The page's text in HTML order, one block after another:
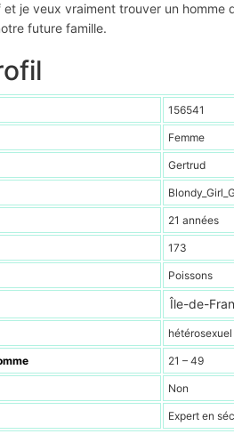
je veux vraiment trouver un homme
future famille.
156541
Femme
Gertrud
21 années
173
Poissons
Île-de-
hétérosexuel
21 – 49
Non
Expert en